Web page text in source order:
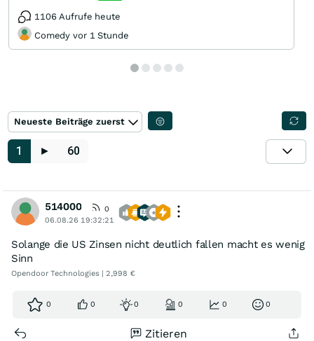
1106 Aufrufe heute
Comedy vor 1 Stunde
Neueste Beiträge zuerst
1 ► 60
514000
0
06.08.26 19:32:21
Solange die US Zinsen nicht deutlich fallen macht es wenig
Sinn
Opendoor Technologies | 2,998 €
0 0 0 0 0 0
Zitieren